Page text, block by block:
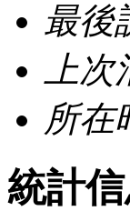
最後
上
所在
統計